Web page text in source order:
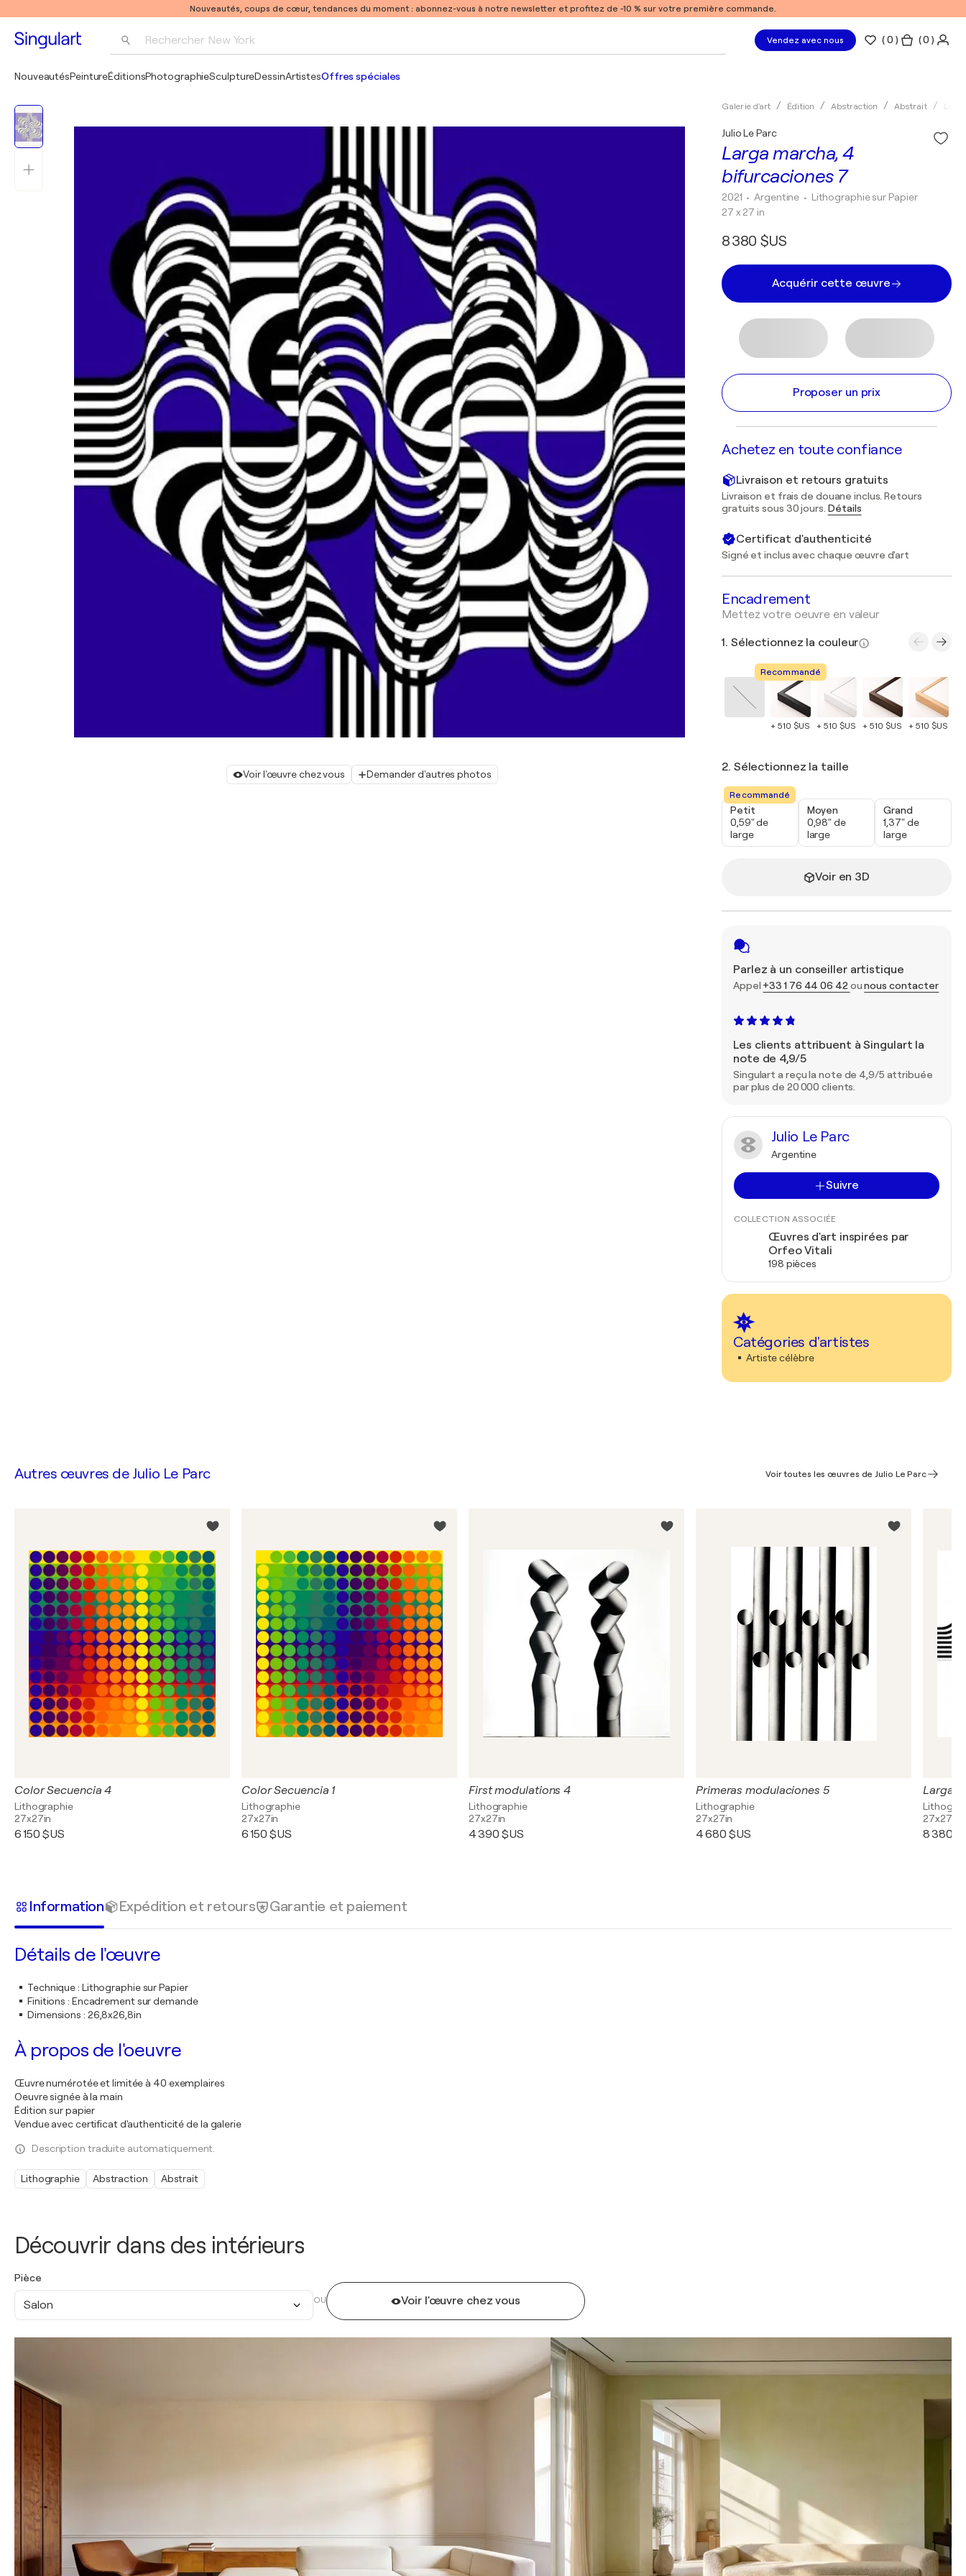
Nouveautés, coups de cœur, tendances du moment : abonnez-vous à notre newsletter et profitez de -10 % sur votre première commande.
Rechercher New York
Pablo Picasso
Vendez avec nous (0 ) ( 0 )
NouveautésPeintureÉditionsPhotographieSculptureDessinArtistesOffres spéciales
Voir l'œuvre chez vous Demander d'autres photos
Galerie d'art Édition Abstraction Abstrait
Larga marcha, 4
bifurcaciones 7
Julio Le Parc
2021 • Argentine • Lithographie sur Papier
27 x 27 in
8 380 $US
Acquérir cette œuvre
Proposer un prix
Achetez en toute confiance
Livraison et retours gratuits
Livraison et frais de douane inclus. Retours
gratuits sous 30 jours. Détails
Certificat d'authenticité
Signé et inclus avec chaque œuvre d'art
Encadrement
Mettez votre oeuvre en valeur
1. Sélectionnez la couleur
Recommandé
+ 510 $US + 510 $US + 510 $US + 510 $US
2. Sélectionnez la taille
Recommandé
Petit
0,59" de
large
Moyen
0,98" de
large
Grand
1,37" de
large
Voir en 3D
Parlez à un conseiller artistique
Appel +33 1 76 44 06 42 ounous contacter
Les clients attribuent à Singulart la
note de 4,9/5
Singulart a reçu la note de 4,9/5 attribuée
par plus de 20 000 clients.
Julio Le Parc
Argentine
Suivre
COLLECTION ASSOCIÉE
Œuvres d'art inspirées par
Orfeo Vitali
198 pièces
Catégories d'artistes
Artiste célèbre
Découvrir dans des intérieurs
Pièce
Salon OU Voir l'œuvre chez vous
Autres œuvres de Julio Le Parc Voir toutes les œuvres de Julio Le Parc
Color Secuencia 4
Lithographie
27x27in
6 150 $US
Color Secuencia 1
Lithographie
27x27in
6 150 $US
First modulations 4
Lithographie
27x27in
4 390 $US
Primeras modulaciones 5
Lithographie
27x27in
4 680 $US
Larga
27x27in
8 380
Information Expédition et retours Garantie et paiement
Détails de l'œuvre
Technique: Lithographie sur Papier
Finitions : Encadrement sur demande
Dimensions : 26,8x26,8in
À propos de l'oeuvre
Œuvre numérotée et limitée à 40 exemplaires
Oeuvre signée à la main
Édition sur papier
Vendue avec certificat d'authenticité de la galerie
Description traduite automatiquement.
Lithographie Abstraction Abstrait